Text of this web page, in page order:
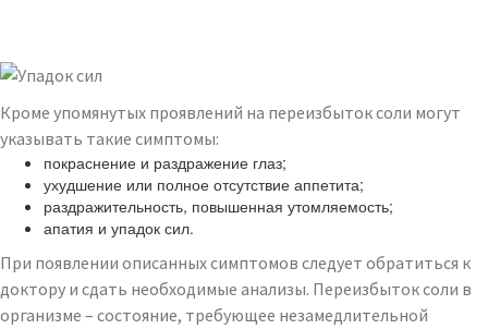
Кроме упомянутых проявлений на переизбыток соли могут
указывать такие симптомы:
покраснение и раздражение глаз;
ухудшение или полное отсутствие аппетита;
раздражительность, повышенная утомляемость;
апатия и упадок сил.
При появлении описанных симптомов следует обратиться к
доктору и сдать необходимые анализы. Переизбыток соли в
организме – состояние, требующее незамедлительной